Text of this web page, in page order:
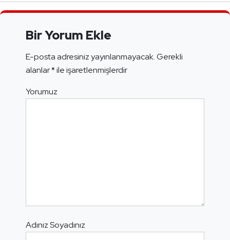
Bir Yorum Ekle
E-posta adresiniz yayınlanmayacak.Gerekli
alanlar*ile işaretlenmişlerdir
Yorumuz
Adınız Soyadınız